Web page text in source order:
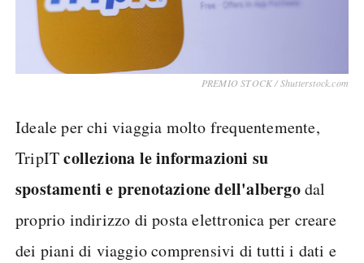
PREMIO STOCK / Shutterstock.com
Ideale per chi viaggia molto frequentemente,
TripITcolleziona le informazioni su
spostamenti e prenotazione dell'albergodal
proprio indirizzo di posta elettronica per creare
dei piani di viaggio comprensivi di tutti i dati e